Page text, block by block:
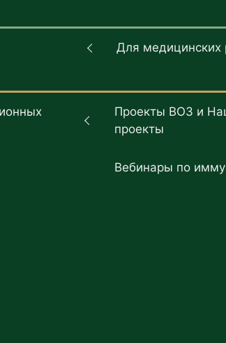
Для медицинских
Проекты ВОЗ и
проекты
Вебинары по